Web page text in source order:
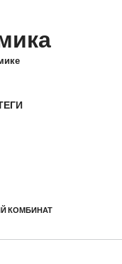
КОМБИНАТ